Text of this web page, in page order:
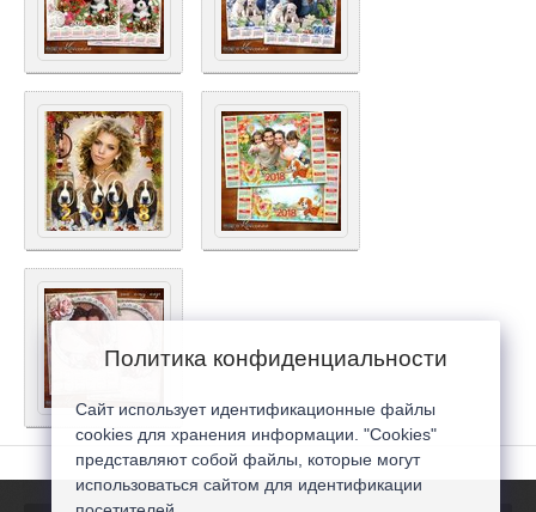
Политика конфиденциальности
Сайт использует идентификационные файлы
cookies для хранения информации. "Cookies"
представляют собой файлы, которые могут
использоваться сайтом для идентификации